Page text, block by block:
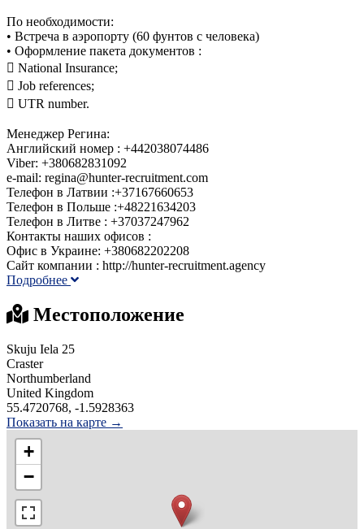
По необходимости:
• Встреча в аэропорту (60 фунтов с человека)
• Оформление пакета документов :
 National Insurance;
 Job references;
 UTR number.
Менеджер Регина:
Английский номер : +442038074486
Viber: +380682831092
e-mail: regina@hunter-recruitment.com
Телефон в Латвии :+37167660653
Телефон в Польше :+48221634203
Телефон в Литве : +37037247962
Контакты наших офисов :
Офис в Украине: +380682202208
Сайт компании : http://hunter-recruitment.agency
Подробнее
Местоположение
Skuju Iela 25
Craster
Northumberland
United Kingdom
55.4720768, -1.5928363
Показать на карте →
+
−